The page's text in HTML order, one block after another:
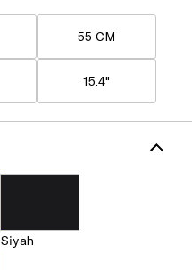
55 CM
15.4"
Siyah